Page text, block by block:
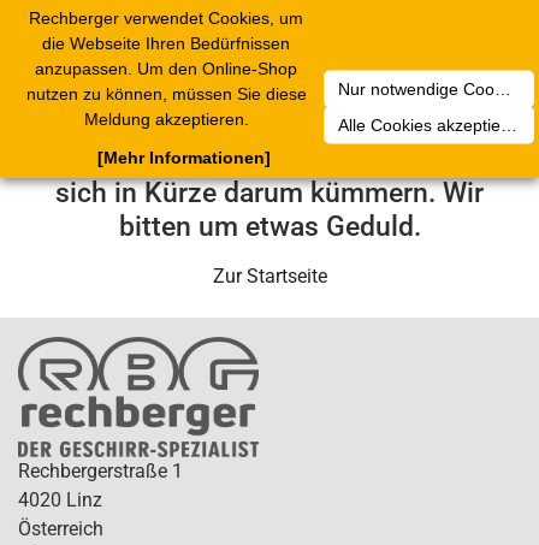
Rechberger verwendet Cookies, um
die Webseite Ihren Bedürfnissen
anzupassen. Um den Online-Shop
nutzen zu können, müssen Sie diese
Meldung akzeptieren.
Nur notwendige Cookies akzeptieren
Alle Cookies akzeptieren
[Mehr Informationen]
Leider ist ein technischer Fehler
aufgetreten. Unser Service-Team wird
sich in Kürze darum kümmern. Wir
bitten um etwas Geduld.
Zur Startseite
Rechbergerstraße 1
4020 Linz
Österreich